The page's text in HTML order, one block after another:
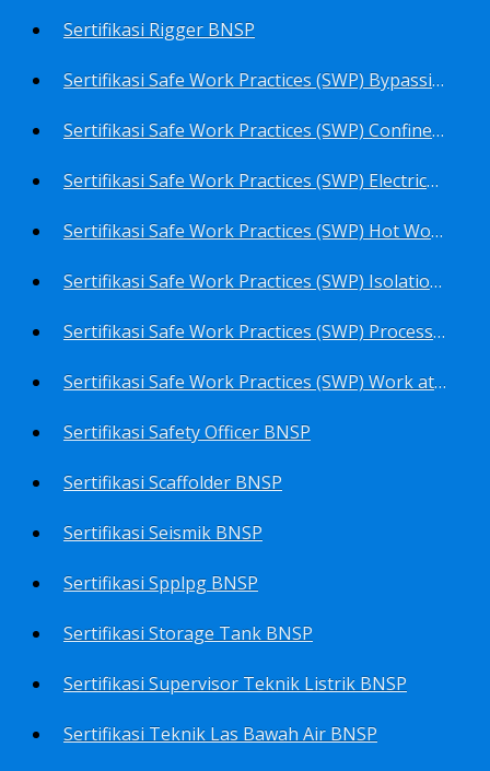
Sertifikasi Rigger BNSP
Sertifikasi Safe Work Practices (SWP) Bypassing Critical Protection BNSP
Sertifikasi Safe Work Practices (SWP) Confined Space Entry BNSP
Sertifikasi Safe Work Practices (SWP) Electrical Safe Work BNSP
Sertifikasi Safe Work Practices (SWP) Hot Work BNSP
Sertifikasi Safe Work Practices (SWP) Isolation of Hazardous Energy BNSP
Sertifikasi Safe Work Practices (SWP) Process Overview and Awareness BNSP
Sertifikasi Safe Work Practices (SWP) Work at Height BNSP
Sertifikasi Safety Officer BNSP
Sertifikasi Scaffolder BNSP
Sertifikasi Seismik BNSP
Sertifikasi Spplpg BNSP
Sertifikasi Storage Tank BNSP
Sertifikasi Supervisor Teknik Listrik BNSP
Sertifikasi Teknik Las Bawah Air BNSP